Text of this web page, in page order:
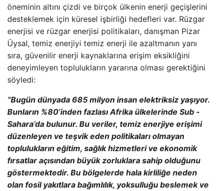
öneminin altını çizdi ve birçok ülkenin enerji geçişlerini
desteklemek için küresel işbirliği hedefleri var. Rüzgar
enerjisi ve rüzgar enerjisi politikaları, danışman Pizar
Üysal, temiz enerjiyi temiz enerji ile azaltmanın yanı
sıra, güvenilir enerji kaynaklarına erişim eksikliğini
deneyimleyen toplulukların yararına olması gerektiğini
söyledi:
“Bugün dünyada 685 milyon insan elektriksiz yaşıyor.
Bunların %80’inden fazlası Afrika ülkelerinde Sub -
Sahara’da bulunur. Bu veriler, temiz enerjiye erişimi
düzenleyen ve teşvik eden politikaları olmayan
toplulukların eğitim, sağlık hizmetleri ve ekonomik
fırsatlar açısından büyük zorluklara sahip olduğunu
göstermektedir. Bu bölgelerde hala kirliliğe neden
olan fosil yakıtlara bağımlılık, yoksulluğu beslemek ve